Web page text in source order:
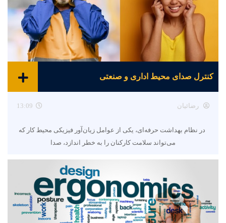
کنترل صدای محیط اداری و صنعتی
رضائیان 13:09
در نظام بهداشت حرفه‌ای، یکی از عوامل زیان‌آور فیزیکی محیط کار که
می‌تواند سلامت کارکنان را به خطر اندازد، صدا